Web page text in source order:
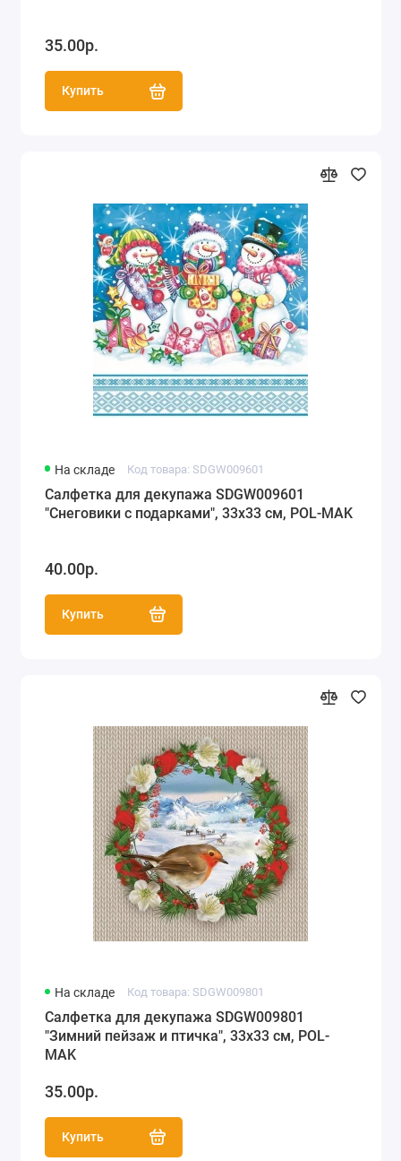
35.00р.
Купить
На складе Код товара: SDGW009601
Салфетка для декупажа SDGW009601
"Снеговики с подарками", 33х33 см, POL-MAK
40.00р.
Купить
На складе Код товара: SDGW009801
Салфетка для декупажа SDGW009801
"Зимний пейзаж и птичка", 33х33 см, POL-
MAK
35.00р.
Купить